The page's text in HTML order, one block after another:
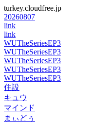
turkey.cloudfree.jp
20260807
link
link
WUTheSeriesEP3
WUTheSeriesEP3
WUTheSeriesEP3
WUTheSeriesEP3
WUTheSeriesEP3
住設
キュウ
マインド
まぃどぅ